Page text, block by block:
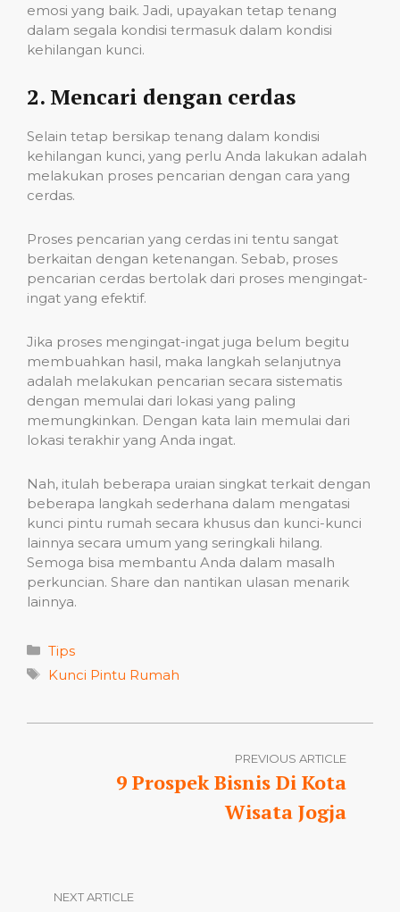
emosi yang baik. Jadi, upayakan tetap tenang
dalam segala kondisi termasuk dalam kondisi
kehilangan kunci.
2. Mencari dengan cerdas
Selain tetap bersikap tenang dalam kondisi
kehilangan kunci, yang perlu Anda lakukan adalah
melakukan proses pencarian dengan cara yang
cerdas.
Proses pencarian yang cerdas ini tentu sangat
berkaitan dengan ketenangan. Sebab, proses
pencarian cerdas bertolak dari proses mengingat-
ingat yang efektif.
Jika proses mengingat-ingat juga belum begitu
membuahkan hasil, maka langkah selanjutnya
adalah melakukan pencarian secara sistematis
dengan memulai dari lokasi yang paling
memungkinkan. Dengan kata lain memulai dari
lokasi terakhir yang Anda ingat.
Nah, itulah beberapa uraian singkat terkait dengan
beberapa langkah sederhana dalam mengatasi
kunci pintu rumah secara khusus dan kunci-kunci
lainnya secara umum yang seringkali hilang.
Semoga bisa membantu Anda dalam masalh
perkuncian. Share dan nantikan ulasan menarik
lainnya.
Categories
Tips
Tags
Kunci Pintu Rumah
PREVIOUS ARTICLE
9 Prospek Bisnis Di Kota
Wisata Jogja
NEXT ARTICLE